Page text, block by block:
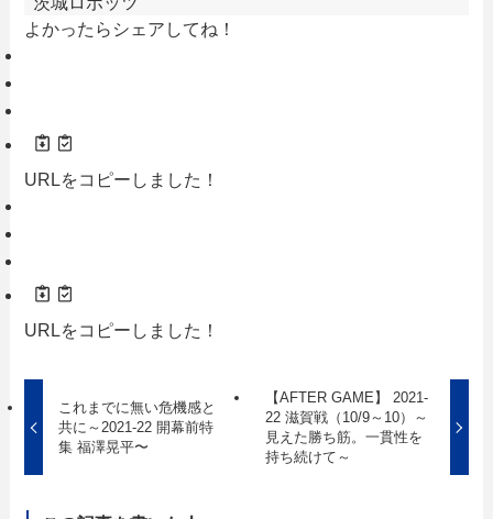
よかったらシェアしてね！
URLをコピーしました！
URLをコピーしました！
これまでに無い危機感と
共に～2021-22 開幕前特
集 福澤晃平〜
【AFTER GAME】 2021-
22 滋賀戦（10/9～10）～
見えた勝ち筋。一貫性を
持ち続けて～